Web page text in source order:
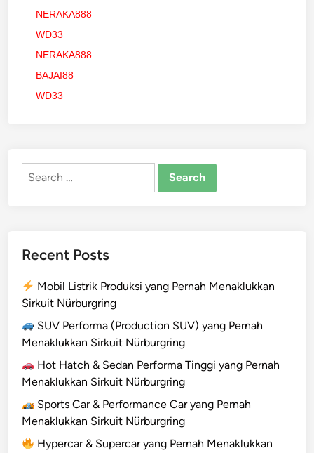
NERAKA888
WD33
NERAKA888
BAJAI88
WD33
Search
Recent Posts
Mobil Listrik Produksi yang Pernah Menaklukkan
Sirkuit Nürburgring
SUV Performa (Production SUV) yang Pernah
Menaklukkan Sirkuit Nürburgring
Hot Hatch & Sedan Performa Tinggi yang Pernah
Menaklukkan Sirkuit Nürburgring
Sports Car & Performance Car yang Pernah
Menaklukkan Sirkuit Nürburgring
Hypercar & Supercar yang Pernah Menaklukkan